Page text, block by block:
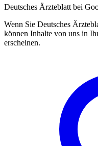
Deutsches Ärzteblatt bei
Wenn Sie Deutsches
können Inhalte von uns in
erscheinen.